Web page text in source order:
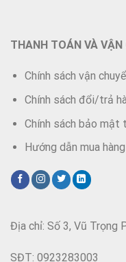
Địa chỉ: Số 3, Vũ Trọng
SĐT: 0923283003
THANH TOÁN VÀ VẬN
Chính sách vận
Chính sách đổi/trả
Chính sách bảo mật
Hướng dẫn mua hàng